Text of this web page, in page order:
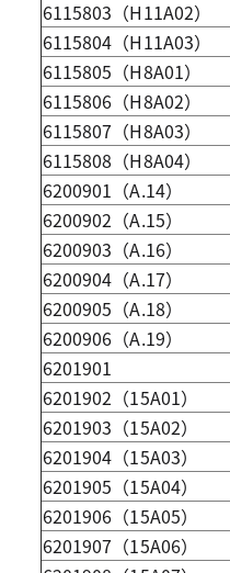
6115803（H11A02）
6115804（H11A03）
6115805（H8A01）
6115806（H8A02）
6115807（H8A03）
6115808（H8A04）
6200901（A.14）
6200902（A.15）
6200903（A.16）
6200904（A.17）
6200905（A.18）
6200906（A.19）
6201901
6201902（15A01）
6201903（15A02）
6201904（15A03）
6201905（15A04）
6201906（15A05）
6201907（15A06）